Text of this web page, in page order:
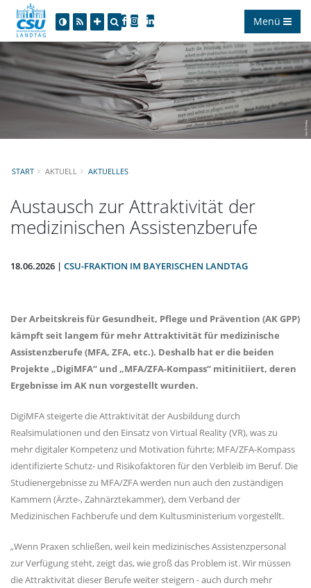
Menü
START AKTUELL AKTUELLES
Austausch zur Attraktivität der
medizinischen Assistenzberufe
18.06.2026 | CSU-FRAKTION IM BAYERISCHEN LANDTAG
Der Arbeitskreis für Gesundheit, Pflege und Prävention (AK GPP)
kämpft seit langem für mehr Attraktivität für medizinische
Assistenzberufe (MFA, ZFA, etc.). Deshalb hat er die beiden
Projekte
DigiMFA“ undMFA/ZFA-Kompass“ mitinitiiert, deren
Ergebnisse im AK nun vorgestellt wurden.
DigiMFAsteigerte die Attraktivität der Ausbildung durch
Realsimulationen und den Einsatz von Virtual Reality (VR), was zu
mehr digitaler Kompetenz und Motivation führte; MFA/ZFA-Kompass
identifizierte Schutz- und Risikofaktoren für den Verbleib im Beruf. Die
Studienergebnisse zu MFA/ZFA werden nun auch den zuständigen
Kammern (Ärzte-, Zahnärztekammer), dem Verband der
Medizinischen Fachberufe und dem Kultusministerium vorgestellt.
Wenn Praxen schließen, weil kein medizinisches Assistenzpersonal
zur Verfügung steht, zeigt das, wie groß das Problem ist. Wir müssen
die Attraktivität dieser Berufe weiter steigern - auch durch mehr